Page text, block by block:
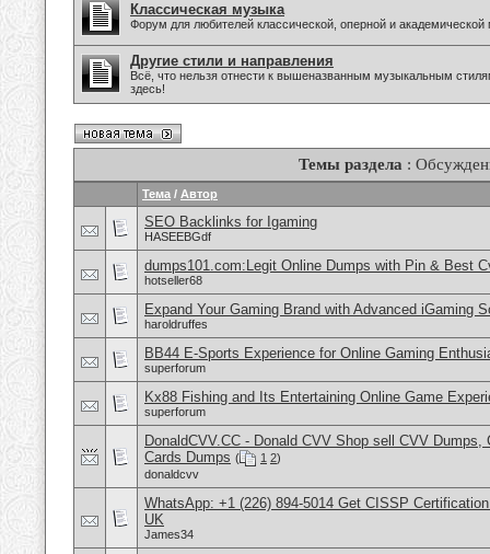
Классическая музыка
Форум для любителей классической, оперной и академической
Другие стили и направления
Всё, что нельзя отнести к вышеназванным музыкальным
здесь!
Темы раздела :
Тема / Автор
SEO Backlinks for Igaming
HASEEBGdf
dumps101.com:Legit Online Dumps with Pin & Best
hotseller68
Expand Your Gaming Brand with Advanced iGaming
haroldruffes
BB44 E-Sports Experience for Online Gaming
superforum
Kx88 Fishing and Its Entertaining Online Game
superforum
DonaldCVV.CC - Donald CVV Shop sell CVV Dumps,
Cards Dumps ( 1 2)
donaldcvv
WhatsApp: +1 (226) 894-5014​ Get CISSP
UK
James34